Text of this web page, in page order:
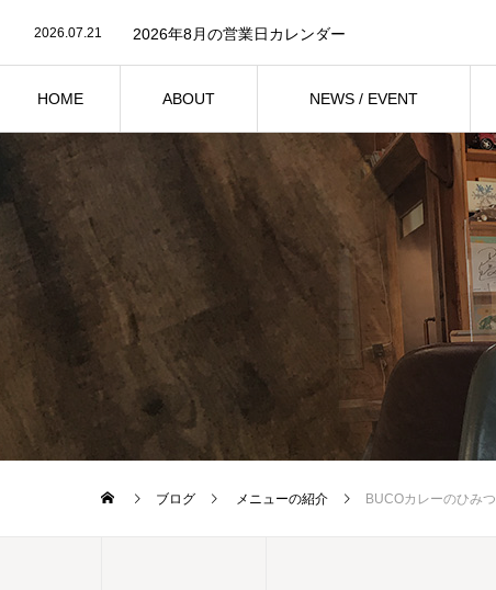
HOME
ABOUT
NEWS / EVENT
2026.07.21 2026年8月の営業日カレンダー
2026.06.21 2026年7月の営業日カレンダー
2026.07.23 『みおの色 – Mio’s Color -』発売記念ライブ開催
ブログ メニューの紹介 BUCOカレーのひみつ